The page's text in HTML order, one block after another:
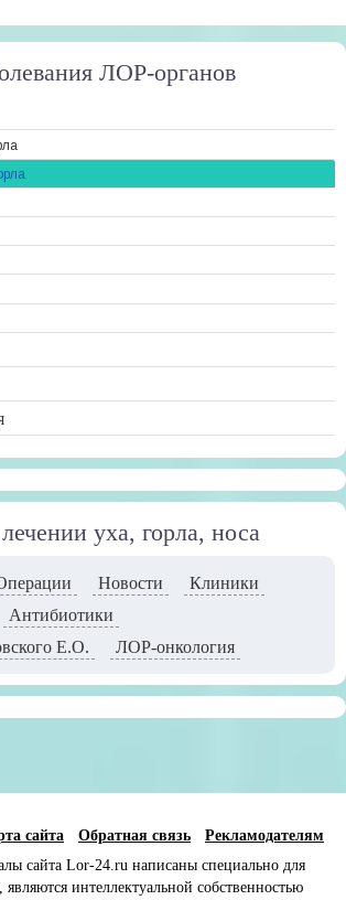
ЛОР-органов
уха, горла, носа
Новости
Клиники
Антибиотики
Е.О.
ЛОР-онкология
сайта Обратная связь
Рекламодателям
сайта Lor-24.ru написаны специально для
являются интеллектуальной собственностью